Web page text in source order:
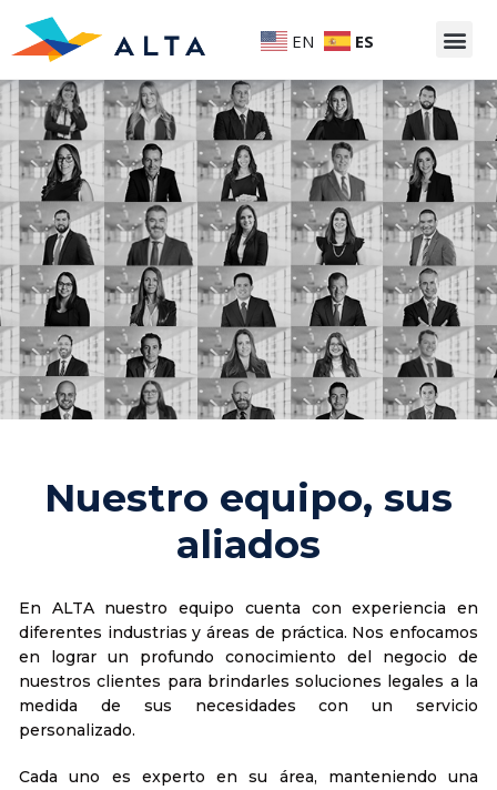
EN ES
Nuestro equipo, sus
aliados
En ALTA nuestro equipo cuenta con experiencia en
diferentes industrias y áreas de práctica. Nos enfocamos
en lograr un profundo conocimiento del negocio de
nuestros clientes para brindarles soluciones legales a la
medida de sus necesidades con un servicio
personalizado.
Cada uno es experto en su área, manteniendo una